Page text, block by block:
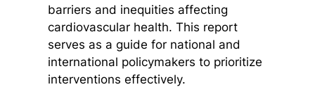
barriers and inequities affecting
cardiovascular health. This report
serves as a guide for national and
international policymakers to prioritize
interventions effectively.